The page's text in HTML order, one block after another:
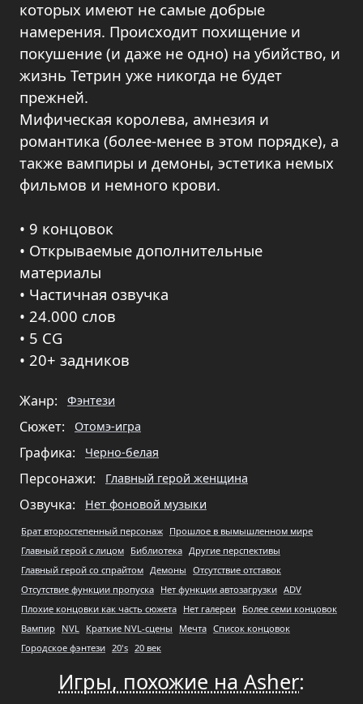
которых имеют не самые добрые
намерения. Происходит похищение и
покушение (и даже не одно) на убийство, и
жизнь Тетрин уже никогда не будет
прежней.
Мифическая королева, амнезия и
романтика (более-менее в этом порядке), а
также вампиры и демоны, эстетика немых
фильмов и немного крови.
• 9 концовок
• Открываемые дополнительные
материалы
• Частичная озвучка
• 24.000 слов
• 5 CG
• 20+ задников
Жанр: Фэнтези
Сюжет: Отомэ-игра
Графика: Черно-белая
Персонажи: Главный герой женщина
Озвучка: Нет фоновой музыки
Брат второстепенный персонаж Прошлое в вымышленном мире
Главный герой с лицом Библиотека Другие перспективы
Главный герой со спрайтом Демоны Отсутствие отставок
Отсутствие функции пропуска Нет функции автозагрузки ADV
Плохие концовки как часть сюжета Нет галереи Более семи концовок
Вампир NVL Краткие NVL-сцены Мечта Список концовок
Городское фэнтези 20's 20 век
Игры, похожие на Asher: